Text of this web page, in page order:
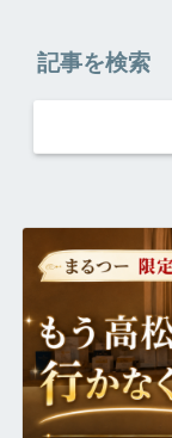
記事を検索